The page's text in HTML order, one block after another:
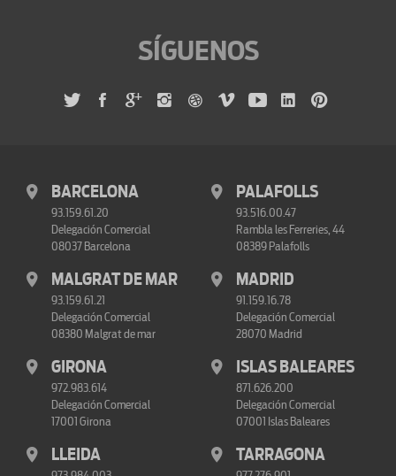
SÍGUENOS
BARCELONA
93.159.61.20
Delegación Comercial
08037 Barcelona
PALAFOLLS
93.516.00.47
Rambla les Ferreries, 44
08389 Palafolls
MALGRAT DE MAR
93.159.61.21
Delegación Comercial
08380 Malgrat de mar
MADRID
91.159.16.78
Delegación Comercial
28070 Madrid
GIRONA
972.983.614
Delegación Comercial
17001 Girona
ISLAS BALEARES
871.626.200
Delegación Comercial
07001 Islas Baleares
LLEIDA TARRAGONA